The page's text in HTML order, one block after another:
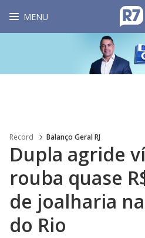
MENU
Record Balanço Geral RJ
Dupla agride
rouba quase
de joalharia
do Rio